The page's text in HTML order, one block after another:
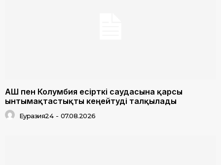
АҚШ пен Колумбия есірткі саудасына қарсы
ынтымақтастықты кеңейтуді талқылады
Еуразия24 - 07.08.2026